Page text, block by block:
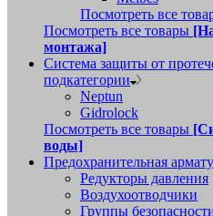
Посмотреть все
Посмотреть все товары
монтажа]
Система защиты от
подкатегории
Neptun
Gidrolock
Посмотреть все товары
воды]
Предохранительная
Редукторы давления
Воздухоотводчики
Группы